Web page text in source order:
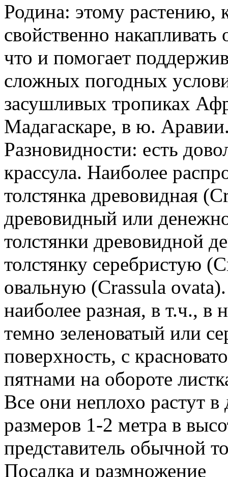
Родина: этому растению,
свойственно
что и помогает
сложных погодных
засушливых тропиках
Мадагаскаре, в ю.
Разновидности: есть
крассула. Наиболее
толстянка древовидная
древовидный или
толстянки древовидной
толстянку серебристую
овальную (Crassula
наиболее разная, в т.ч., в
темно зеленоватый или
поверхность, с
пятнами на обороте
Все они неплохо растут
размеров 1-2 метра в
представитель обычной
Посадка и размножение